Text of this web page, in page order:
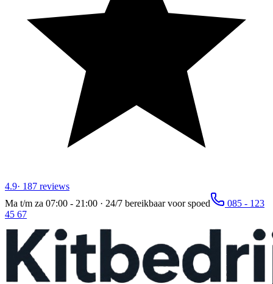
4.9· 187 reviews
Ma t/m za 07:00 - 21:00 · 24/7 bereikbaar voor spoed
085 - 123
45 67